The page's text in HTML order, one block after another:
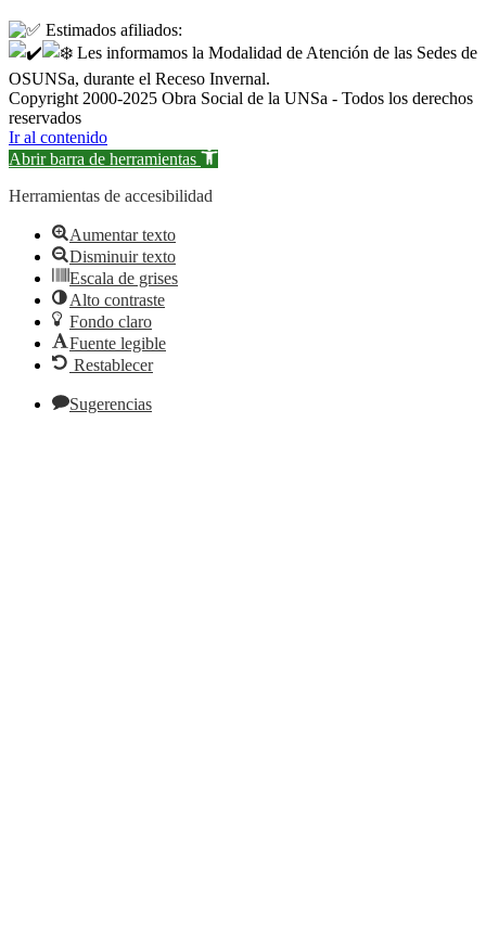
Estimados afiliados:
Les informamos la Modalidad de Atención de las Sedes de
OSUNSa, durante el Receso Invernal.
Copyright 2000-2025 Obra Social de la UNSa - Todos los derechos
reservados
Ir al contenido
Abrir barra de herramientas
Herramientas de accesibilidad
Aumentar texto
Disminuir texto
Escala de grises
Alto contraste
Fondo claro
Fuente legible
Restablecer
Sugerencias